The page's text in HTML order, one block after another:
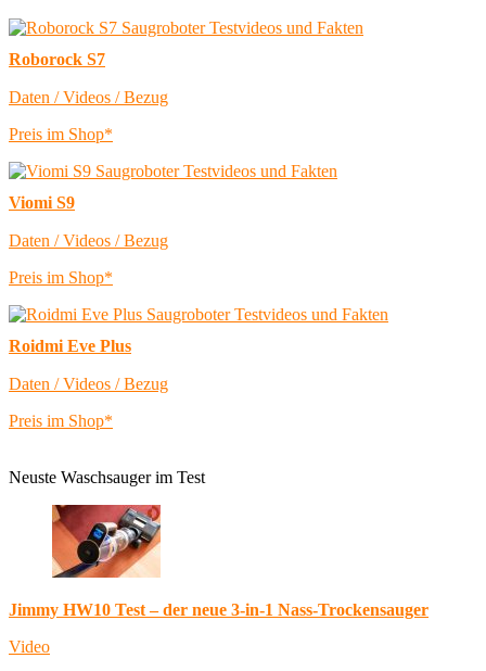
Roborock S7
Daten / Videos / Bezug
Preis im Shop*
Viomi S9
Daten / Videos / Bezug
Preis im Shop*
Roidmi Eve Plus
Daten / Videos / Bezug
Preis im Shop*
Neuste Waschsauger im Test
Jimmy HW10 Test – der neue 3-in-1 Nass-Trockensauger
Video